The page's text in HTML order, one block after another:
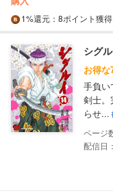
1%還元 ：8ポイント獲得
シグ
お得
手負い
剣士。
らせ...
配信日